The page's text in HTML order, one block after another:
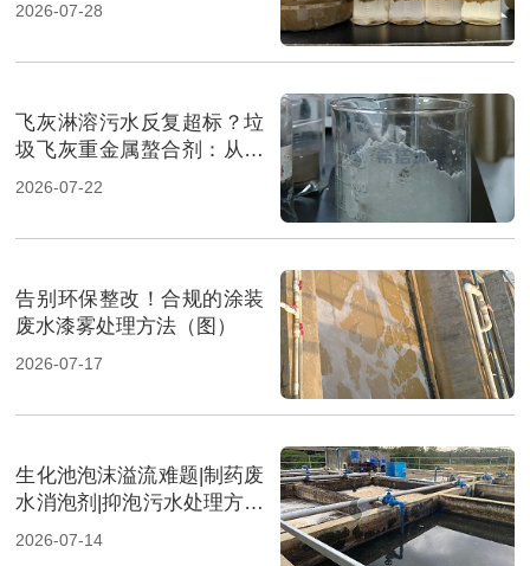
2026-07-28
飞灰淋溶污水反复超标？垃
圾飞灰重金属螯合剂：从源
头实现固液双达标（图）
2026-07-22
告别环保整改！合规的涂装
废水漆雾处理方法（图）
2026-07-17
生化池泡沫溢流难题|制药废
水消泡剂|抑泡污水处理方案
（图）
2026-07-14